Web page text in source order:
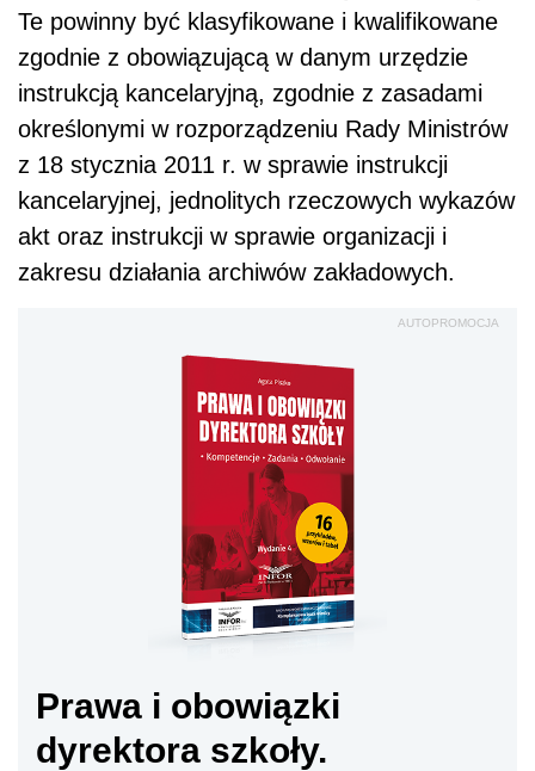
Te powinny być klasyfikowane i kwalifikowane
zgodnie z obowiązującą w danym urzędzie
instrukcją kancelaryjną, zgodnie z zasadami
określonymi w rozporządzeniu Rady Ministrów
z 18 stycznia 2011 r. w sprawie instrukcji
kancelaryjnej, jednolitych rzeczowych wykazów
akt oraz instrukcji w sprawie organizacji i
zakresu działania archiwów zakładowych.
AUTOPROMOCJA
Prawa i obowiązki
dyrektora szkoły.